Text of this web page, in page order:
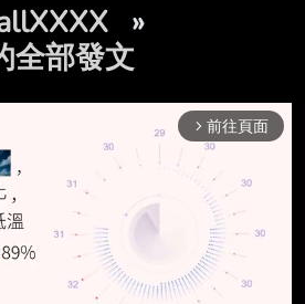
»
全部發文
arrow_forward_ios 前往頁面